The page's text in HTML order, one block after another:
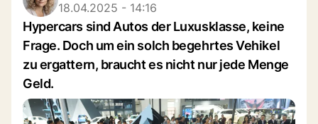
18.04.2025 - 14:16
Hypercars sind Autos der Luxusklasse, keine
Frage. Doch um ein solch begehrtes Vehikel
zu ergattern, braucht es nicht nur jede Menge
Geld.